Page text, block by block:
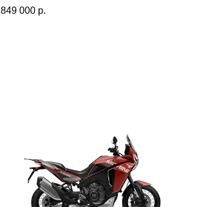
849 000 р.